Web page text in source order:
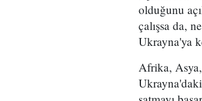
olduğunu
çalışsa da,
Ukrayna'ya
Afrika,